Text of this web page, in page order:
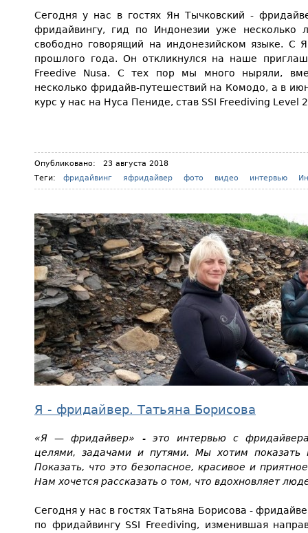
Сегодня у нас в гостях Ян Тычковский -
фридайвингу, гид по Индонезии уже
свободно говорящий на индонезийском языке. С
прошлого года. Он откликнулся на наше
Freedive Nusa. С тех пор мы много ныряли,
несколько фридайв-путешествий на Комодо, а в
курс у нас на Нуса Пениде, став SSI Freediving Level
Опубликовано:
23 августа 2018
Теги:
фридайвинг яфридайвер фото видео интервью
Я - фридайвер. Татьяна Борисова
«Я — фридайвер» - это интервью с
целями, задачами и путями. Мы хотим показать
Показать, что это безопасное, красивое и
Нам хочется рассказать о том, что вдохновляет
Сегодня у нас в гостях Татьяна Борисова -
по фридайвингу SSI Freediving, изменившая